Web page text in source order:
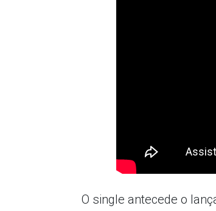
O single antecede o